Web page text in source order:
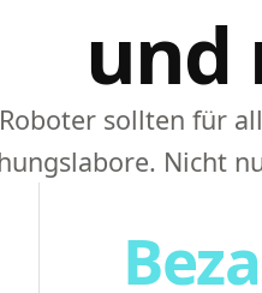
und
Roboter sollten für
Nicht